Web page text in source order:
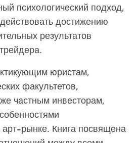
психологический подход,
достижению
результатов
юристам,
факультетов,
частным инвесторам,
арт-рынке. Книга посвящена